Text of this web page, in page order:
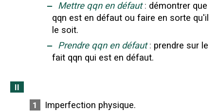
‒ Mettre qqn en défaut : démontrer que
qqn est en défaut ou faire en sorte qu'il
le soit.
‒ Prendre qqn en défaut : prendre sur le
fait qqn qui est en défaut.
II
1
Imperfection physique.